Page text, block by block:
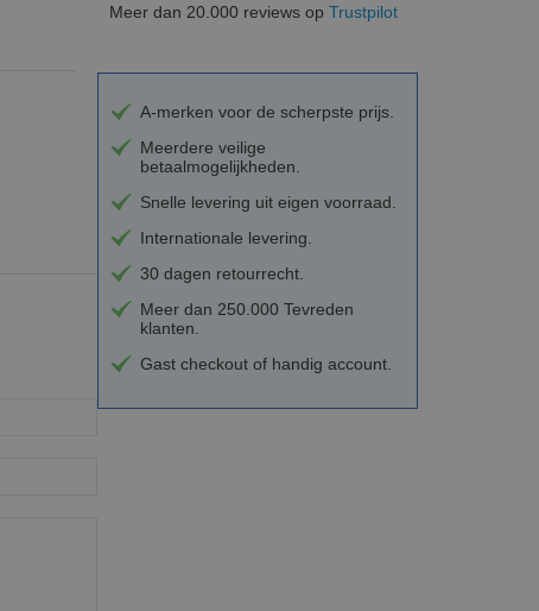
Meer dan 20.000 reviews op Trustpilot
A-merken voor de scherpste prijs.
Meerdere veilige
betaalmogelijkheden.
Snelle levering uit eigen voorraad.
Internationale levering.
30 dagen retourrecht.
Meer dan 250.000 Tevreden
klanten.
Gast checkout of handig account.